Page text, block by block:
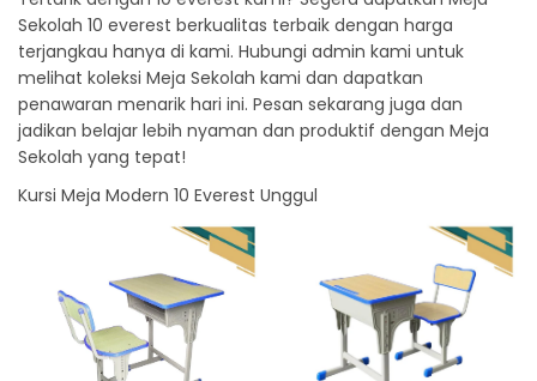
Sekolah 10 everest berkualitas terbaik dengan harga
terjangkau hanya di kami. Hubungi admin kami untuk
melihat koleksi Meja Sekolah kami dan dapatkan
penawaran menarik hari ini. Pesan sekarang juga dan
jadikan belajar lebih nyaman dan produktif dengan Meja
Sekolah yang tepat!
Kursi Meja Modern 10 Everest Unggul